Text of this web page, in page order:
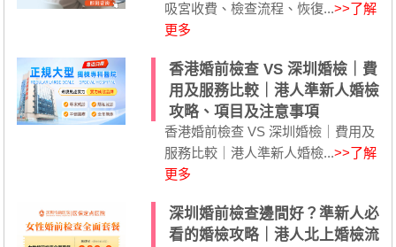
吸宮收費、檢查流程、恢復...>>了解
更多
香港婚前檢查 VS 深圳婚檢｜費
用及服務比較｜港人準新人婚檢
攻略、項目及注意事項
香港婚前檢查 VS 深圳婚檢｜費用及
服務比較｜港人準新人婚檢...>>了解
更多
深圳婚前檢查邊間好？準新人必
看的婚檢攻略｜港人北上婚檢流